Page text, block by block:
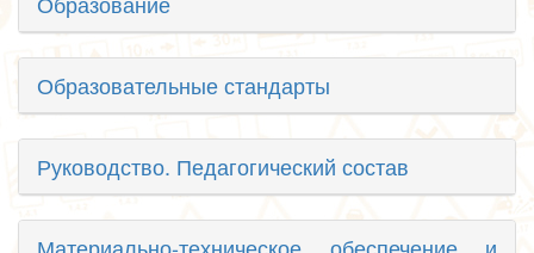
Образовательные стандарты
Руководство. Педагогический состав